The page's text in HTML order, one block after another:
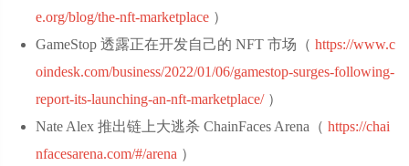
e.org/blog/the-nft-marketplace ‌）
GameStop 透露正在开发自己的 NFT 市场（ https://www.c
oindesk.com/business/2022/01/06/gamestop-surges-following-
report-its-launching-an-nft-marketplace/ ‌）
Nate Alex 推出链上大逃杀 ChainFaces Arena（ https://chai
nfacesarena.com/#/arena ‌）